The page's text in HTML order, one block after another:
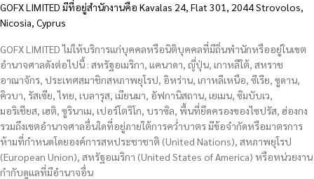
GOFX LIMITED มีที่อยู่สำนักงานคือ Kavalas 24, Flat 301, 2044 Strovolos,
Nicosia, Cyprus
GOFX LIMITED ไม่ให้บริการแก่บุคคลหรือนิติบุคคลที่มีถิ่นพำนักหรืออยู่ในเขต
อำนาจศาลดังต่อไปนี้ : สหรัฐอเมริกา, แคนาดา, ญี่ปุ่น, เกาหลีใต้, สหราช
อาณาจักร, ประเทศสมาชิกสหภาพยุโรป, อิหร่าน, เกาหลีเหนือ, ซีเรีย, ซูดาน,
คิวบา, รัสเซีย, ไทย, เบลารุส, เมียนมา, อัฟกานิสถาน, เยเมน, ซิมบับเว,
มอริเชียส, เฮติ, ซูรินาเม, เปอร์โตริโก, บราซิล, พื้นที่ยึดครองของไซปรัส, ฮ่องกง
รวมถึงเขตอำนาจศาลอื่นใดที่อยู่ภายใต้การคว่ำบาตร มีข้อจำกัดหรือมาตรการ
ห้ามที่กำหนดโดยองค์การสหประชาชาติ (United Nations), สหภาพยุโรป
(European Union), สหรัฐอเมริกา (United States of America) หรือหน่วยงาน
กำกับดูแลที่มีอำนาจอื่น